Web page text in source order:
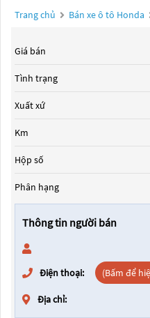
Trang chủ Bán xe ô tô Honda
Giá bán
Tình trạng
Xuất xứ
Km
Hộp số
Phân hạng
Thông tin người bán
Điện thoại: (Bấm để
Địa chỉ: